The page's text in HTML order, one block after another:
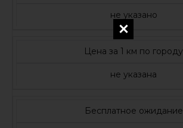
не указано
Цена за 1 км по городу
не указана
Бесплатное ожидание